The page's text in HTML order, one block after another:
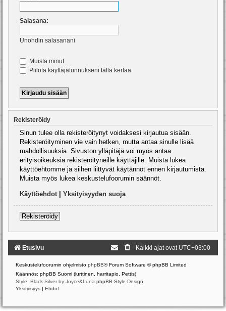
Salasana:
Unohdin salasanani
Muista minut
Piilota käyttäjätunnukseni tällä kertaa
Rekisteröidy
Sinun tulee olla rekisteröitynyt voidaksesi kirjautua sisään.
Rekisteröityminen vie vain hetken, mutta antaa sinulle lisää
mahdollisuuksia. Sivuston ylläpitäjä voi myös antaa
erityisoikeuksia rekisteröityneille käyttäjille. Muista lukea
käyttöehtomme ja siihen liittyvät käytännöt ennen kirjautumista.
Muista myös lukea keskustelufoorumin säännöt.
Käyttöehdot Yksityisyyden suoja
Rekisteröidy
Etusivu Kaikki ajat ovat UTC+03:00
Keskustelufoorumin ohjelmisto phpBB® Forum Software © phpBB Limited
Käännös: phpBB Suomi (lurttinen, harritapio, Pettis)
Style: Black-Silver by Joyce&Luna phpBB-Style-Design
Yksityisyys | Ehdot